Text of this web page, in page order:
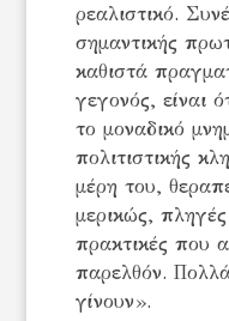
ρεαλιστικό.
σημαντικής
καθιστά
γεγονός, είναι
το μοναδικό
πολιτιστικής
μέρη του,
μερικώς,
πρακτικές που
παρελθόν.
γίνουν».